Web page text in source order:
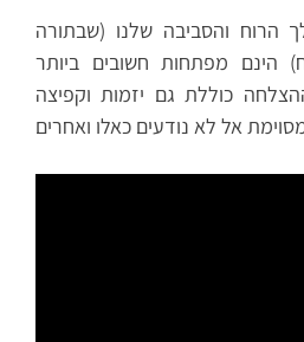
הרוח והסביבה שלנו (שבתורה
הינם מפתחות חשובים ביותר
כוללת גם יזמות וקפיצה